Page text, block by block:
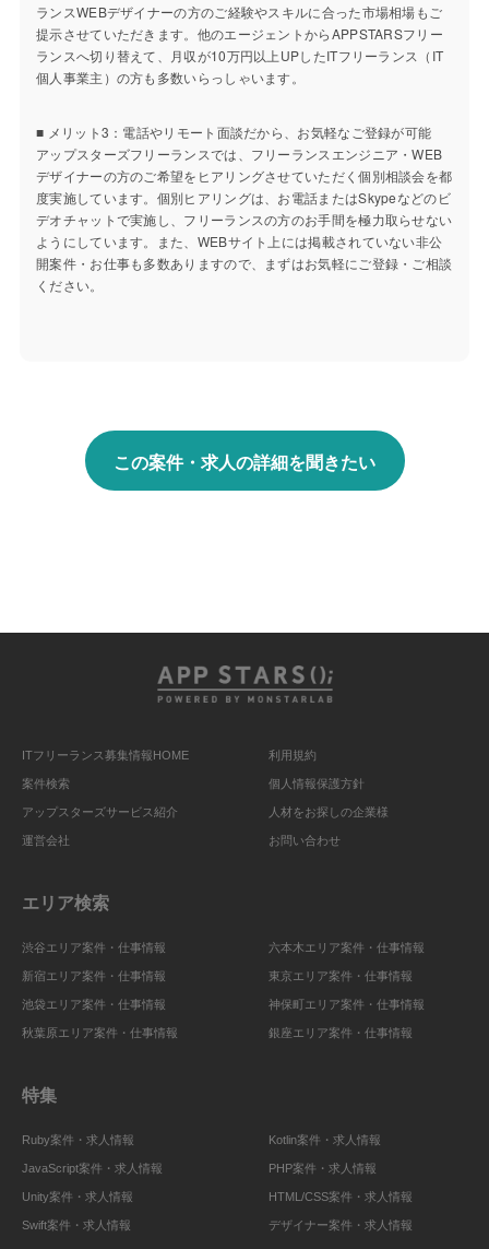
ランスWEBデザイナーの方のご経験やスキルに合った市場相場もご
提示させていただきます。他のエージェントからAPPSTARSフリー
ランスへ切り替えて、月収が10万円以上UPしたITフリーランス（IT
個人事業主）の方も多数いらっしゃいます。
■ メリット3：電話やリモート面談だから、お気軽なご登録が可能
アップスターズフリーランスでは、フリーランスエンジニア・WEB
デザイナーの方のご希望をヒアリングさせていただく個別相談会を都
度実施しています。個別ヒアリングは、お電話またはSkypeなどのビ
デオチャットで実施し、フリーランスの方のお手間を極力取らせない
ようにしています。また、WEBサイト上には掲載されていない非公
開案件・お仕事も多数ありますので、まずはお気軽にご登録・ご相談
ください。
この案件・求人の詳細を聞きたい
ITフリーランス募集情報HOME
案件検索
アップスターズサービス紹介
運営会社
利用規約
個人情報保護方針
人材をお探しの企業様
お問い合わせ
エリア検索
渋谷エリア案件・仕事情報
新宿エリア案件・仕事情報
池袋エリア案件・仕事情報
秋葉原エリア案件・仕事情報
六本木エリア案件・仕事情報
東京エリア案件・仕事情報
神保町エリア案件・仕事情報
銀座エリア案件・仕事情報
特集
Ruby案件・求人情報
JavaScript案件・求人情報
Unity案件・求人情報
Swift案件・求人情報
Kotlin案件・求人情報
PHP案件・求人情報
HTML/CSS案件・求人情報
デザイナー案件・求人情報